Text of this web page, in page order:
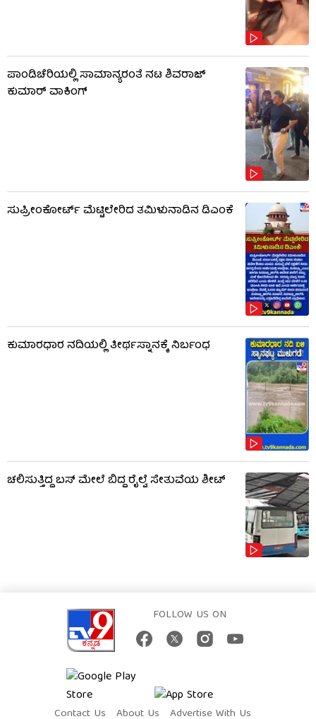
ಪಾಂಡಿಚೆರಿಯಲ್ಲಿ ಸಾಮಾನ್ಯರಂತೆ ನಟ ಶಿವರಾಜ್
ಕುಮಾರ್ ವಾಕಿಂಗ್
ಸುಪ್ರೀಂಕೋರ್ಟ್ ಮೆಟ್ಟಿಲೇರಿದ ತಮಿಳುನಾಡಿನ ಡಿಎಂಕೆ
ಕುಮಾರಧಾರ ನದಿಯಲ್ಲಿ ತೀರ್ಥಸ್ನಾನಕ್ಕೆ ನಿರ್ಬಂಧ
ಚಲಿಸುತ್ತಿದ್ದ ಬಸ್‌ ಮೇಲೆ ಬಿದ್ದ ರೈಲ್ವೆ ಸೇತುವೆಯ ಶೀಟ್‌
FOLLOW US ON
Contact Us About Us Advertise With Us